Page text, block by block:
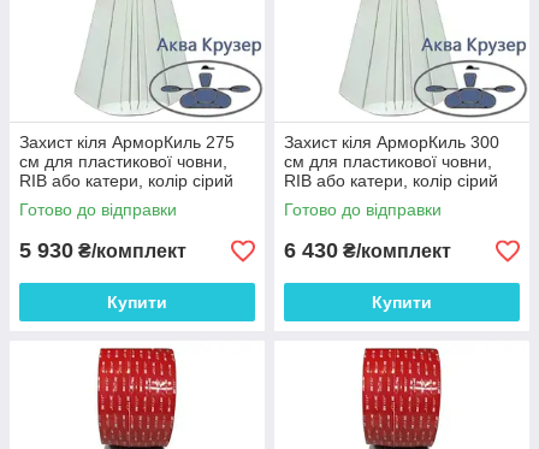
Захист кіля АрморКиль 275
см для пластикової човни,
RIB або катери, колір сірий
Готово до відправки
5 930 ₴/комплект
Купити
Захист кіля АрморКиль 300
см для пластикової човни,
RIB або катери, колір сірий
Готово до відправки
6 430 ₴/комплект
Купити